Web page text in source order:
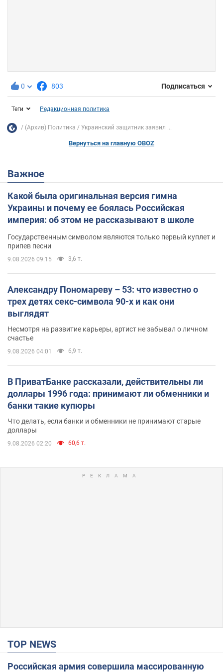
0 803 Подписаться
Теги Редакционная политика
(Архив) Политика Украинский защитник заявил ...
Вернуться на главную OBOZ
Важное
Какой была оригинальная версия гимна
Украины и почему ее боялась Российская
империя: об этом не рассказывают в школе
Государственным символом являются только первый куплет и
припев песни
9.08.2026 09:15 3,6 т.
Александру Пономареву – 53: что известно о
трех детях секс-символа 90-х и как они
выглядят
Несмотря на развитие карьеры, артист не забывал о личном
счастье
9.08.2026 04:01 6,9 т.
В ПриватБанке рассказали, действительны ли
доллары 1996 года: принимают ли обменники и
банки такие купюры
Что делать, если банки и обменники не принимают старые
доллары
9.08.2026 02:20 60,6 т.
TOP NEWS
Российская армия совершила массированную